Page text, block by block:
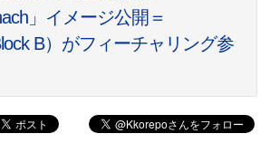
」イメージ公開＝
B）がフィーチャリング参